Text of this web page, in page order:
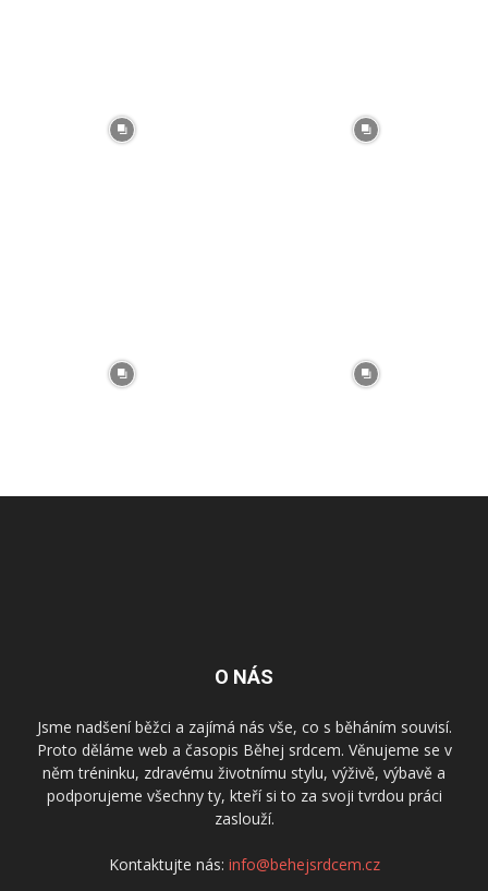
O NÁS
Jsme nadšení běžci a zajímá nás vše, co s běháním souvisí.
Proto děláme web a časopis Běhej srdcem. Věnujeme se v
něm tréninku, zdravému životnímu stylu, výživě, výbavě a
podporujeme všechny ty, kteří si to za svoji tvrdou práci
zaslouží.
Kontaktujte nás: info@behejsrdcem.cz